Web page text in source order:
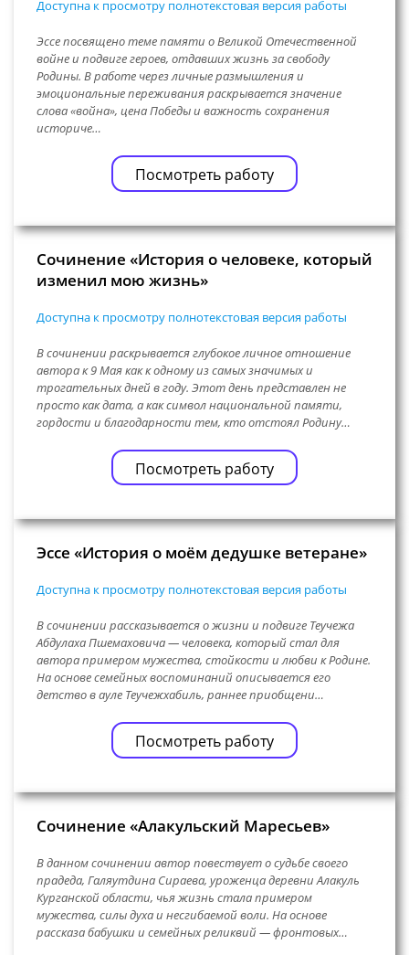
Доступна к просмотру полнотекстовая версия работы
Эссе посвящено теме памяти о Великой Отечественной
войне и подвиге героев, отдавших жизнь за свободу
Родины. В работе через личные размышления и
эмоциональные переживания раскрывается значение
слова «война», цена Победы и важность сохранения
историче…
Посмотреть работу
Сочинение «История о человеке, который
изменил мою жизнь»
Доступна к просмотру полнотекстовая версия работы
В сочинении раскрывается глубокое личное отношение
автора к 9 Мая как к одному из самых значимых и
трогательных дней в году. Этот день представлен не
просто как дата, а как символ национальной памяти,
гордости и благодарности тем, кто отстоял Родину…
Посмотреть работу
Эссе «История о моём дедушке ветеране»
Доступна к просмотру полнотекстовая версия работы
В сочинении рассказывается о жизни и подвиге Теучежа
Абдулаха Пшемаховича — человека, который стал для
автора примером мужества, стойкости и любви к Родине.
На основе семейных воспоминаний описывается его
детство в ауле Теучежхабиль, раннее приобщени…
Посмотреть работу
Сочинение «Алакульский Маресьев»
В данном сочинении автор повествует о судьбе своего
прадеда, Галяутдина Сираева, уроженца деревни Алакуль
Курганской области, чья жизнь стала примером
мужества, силы духа и несгибаемой воли. На основе
рассказа бабушки и семейных реликвий — фронтовых…